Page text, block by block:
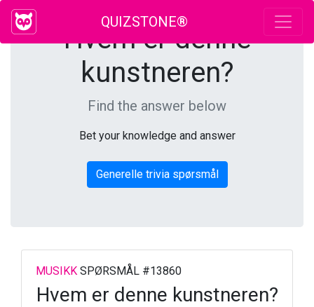
QUIZSTONE®
Hvem er denne
kunstneren?
Find the answer below
Bet your knowledge and answer
Generelle trivia spørsmål
MUSIKK SPØRSMÅL #13860
Hvem er denne kunstneren?